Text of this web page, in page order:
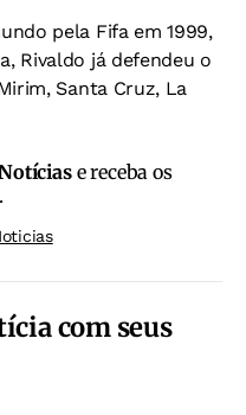
pela Fifa em 1999,
Rivaldo já defendeu o
Santa Cruz, La
e receba os
com seus